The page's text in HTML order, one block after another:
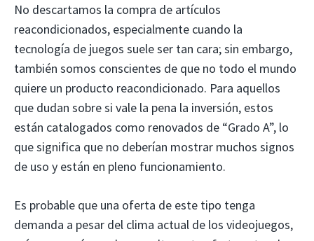
No descartamos la compra de artículos
reacondicionados, especialmente cuando la
tecnología de juegos suele ser tan cara; sin embargo,
también somos conscientes de que no todo el mundo
quiere un producto reacondicionado. Para aquellos
que dudan sobre si vale la pena la inversión, estos
están catalogados como renovados de “Grado A”, lo
que significa que no deberían mostrar muchos signos
de uso y están en pleno funcionamiento.
Es probable que una oferta de este tipo tenga
demanda a pesar del clima actual de los videojuegos,